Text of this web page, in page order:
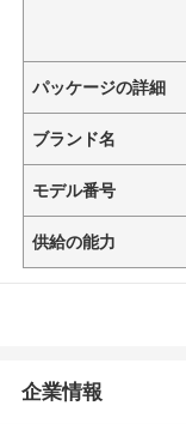
パッケージの詳細
ブランド名
モデル番号
供給の能力
企業情報